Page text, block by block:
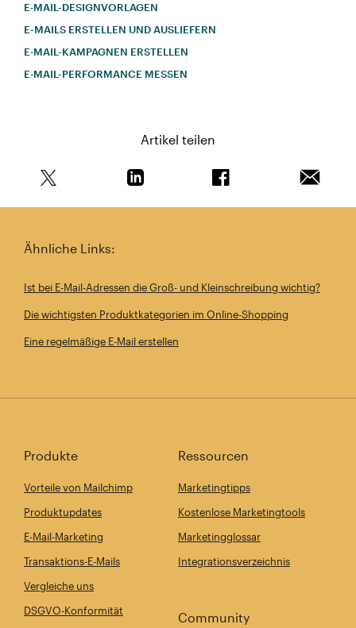
E‑MAIL-DESIGNVORLAGEN
E-MAILS ERSTELLEN UND AUSLIEFERN
E‑MAIL-KAMPAGNEN ERSTELLEN
E‑MAIL-PERFORMANCE MESSEN
Artikel teilen
Ähnliche Links:
Ist bei E-Mail-Adressen die Groß- und Kleinschreibung wichtig?
Die wichtigsten Produktkategorien im Online-Shopping
Eine regelmäßige E-Mail erstellen
Produkte
Vorteile von Mailchimp
Produktupdates
E-Mail-Marketing
Transaktions-E-Mails
Vergleiche uns
DSGVO-Konformität
Ressourcen
Marketingtipps
Kostenlose Marketingtools
Marketingglossar
Integrationsverzeichnis
Community